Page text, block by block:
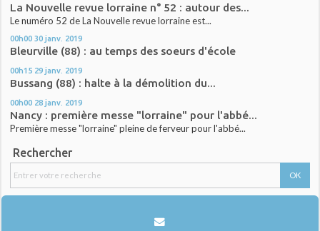
La Nouvelle revue lorraine n° 52 : autour des...
Le numéro 52 de La Nouvelle revue lorraine est...
00h00 30 janv. 2019
Bleurville (88) : au temps des soeurs d'école
00h15 29 janv. 2019
Bussang (88) : halte à la démolition du...
00h00 28 janv. 2019
Nancy : première messe "lorraine" pour l'abbé...
Première messe "lorraine" pleine de ferveur pour l'abbé...
Rechercher